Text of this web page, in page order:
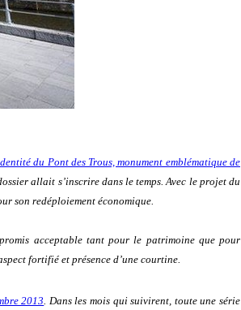
du Pont des Trous, monument emblématique de
allait s’inscrire dans le temps. Avec le projet du
son redéploiement économique.
acceptable tant pour le patrimoine que pour
fortifié et présence d’une courtine.
2013. Dans les mois qui suivirent, toute une série